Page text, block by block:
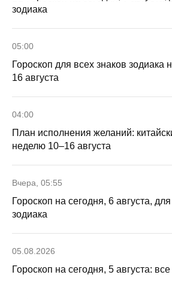
зодиака
05:00
Гороскоп для всех знаков зодиака
16 августа
04:00
План исполнения желаний:
неделю 10–16 августа
Вчера, 05:55
Гороскоп на сегодня, 6 августа,
зодиака
05.08.2026
Гороскоп на сегодня, 5 августа: